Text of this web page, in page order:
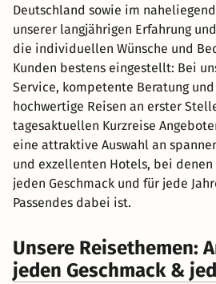
Deutschland sowie im
unserer langjährigen Erfahrung
die individuellen Wünsche und
Kunden bestens eingestellt: Bei
Service, kompetente Beratung
hochwertige Reisen an erster
tagesaktuellen Kurzreise
eine attraktive Auswahl an
und exzellenten Hotels, bei
jeden Geschmack und für jede
Passendes dabei ist.
Unsere Reisethemen:
jeden Geschmack &